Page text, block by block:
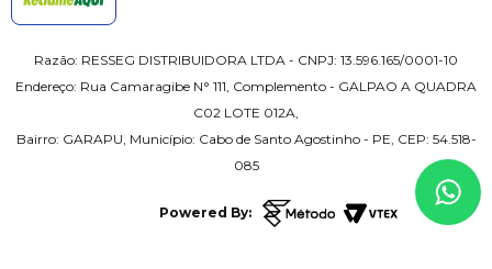
Razão: RESSEG DISTRIBUIDORA LTDA - CNPJ: 13.596.165/0001-10
Endereço: Rua Camaragibe N° 111, Complemento - GALPAO A QUADRA
C02 LOTE 012A,
Bairro: GARAPU, Município: Cabo de Santo Agostinho - PE, CEP: 54.518-
085
Powered By: